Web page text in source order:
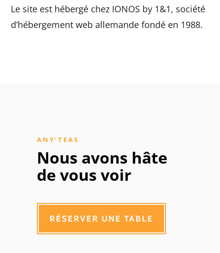
Le site est hébergé chez IONOS by 1&1, société
d’hébergement web allemande fondé en 1988.
ANY’TEAS
Nous avons hâte
de vous voir
RÉSERVER UNE TABLE